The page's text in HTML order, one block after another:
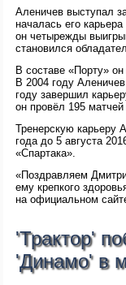
Аленичев выступал
началась его
он четырежды
становился
В составе «Порту»
В 2004 году
году завершил
он провёл 195
Тренерскую карьеру
года до 5 августа
«Спартака».
«Поздравляем
ему крепкого
на официальном
'Трактор'
'Динамо' в